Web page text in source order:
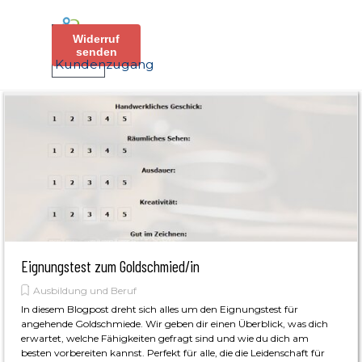
Widerruf
senden
Kundenzugang
Menü überspringen
Eignungstest zum Goldschmied/in
Ausbildung und Beruf
In diesem Blogpost dreht sich alles um den Eignungstest für
angehende Goldschmiede. Wir geben dir einen Überblick, was dich
erwartet, welche Fähigkeiten gefragt sind und wie du dich am
besten vorbereiten kannst. Perfekt für alle, die die Leidenschaft für